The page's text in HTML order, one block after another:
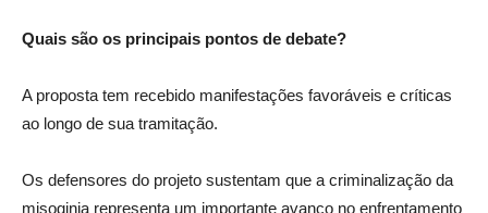
Quais são os principais pontos de debate?
A proposta tem recebido manifestações favoráveis e críticas
ao longo de sua tramitação.
Os defensores do projeto sustentam que a criminalização da
misoginia representa um importante avanço no enfrentamento